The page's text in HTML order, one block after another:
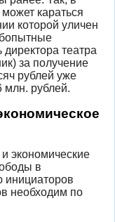
караться
которой уличен
театра
за получение
рублей уже
млн. рублей.
экономические
в
инициаторов
необходим по